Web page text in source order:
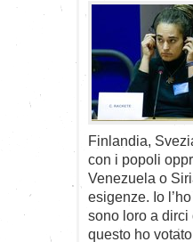
Finlandia,
con i popoli
Venezuela o
esigenze. Io
sono loro a dirci
questo ho